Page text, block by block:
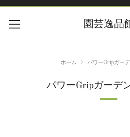
園芸逸品
メニュー
ホーム パワーGripガー
パワーGripガーデ